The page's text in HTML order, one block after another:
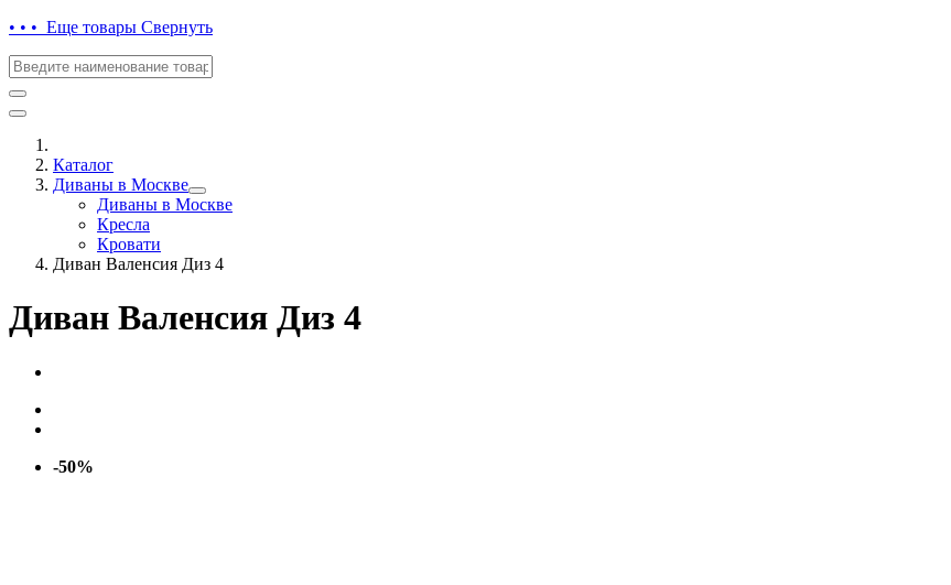
• • • Еще товары Свернуть
Каталог
Диваны в Москве
Диваны в Москве
Кресла
Кровати
Диван Валенсия Диз 4
Диван Валенсия Диз 4
-50%